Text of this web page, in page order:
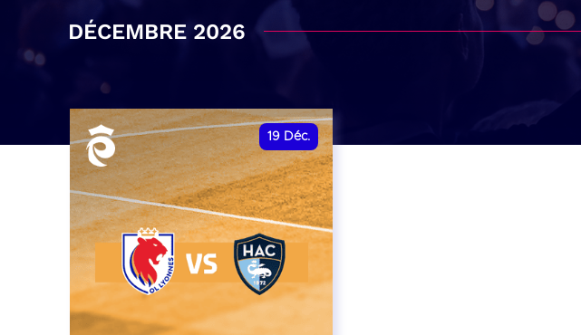
DÉCEMBRE 2026
19 Déc.